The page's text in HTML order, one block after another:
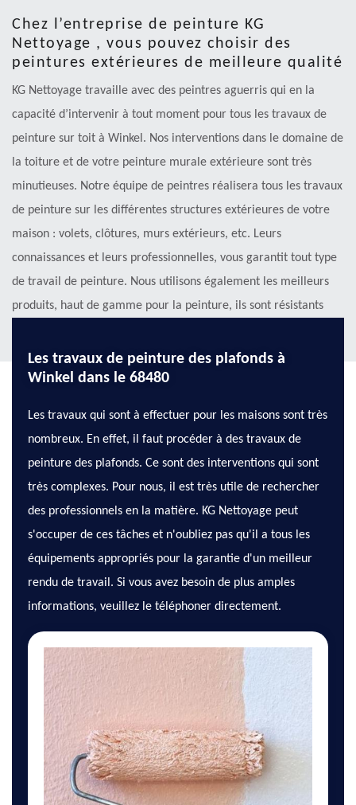
Chez l’entreprise de peinture KG
Nettoyage , vous pouvez choisir des
peintures extérieures de meilleure qualité
KG Nettoyage travaille avec des peintres aguerris qui en la
capacité d’intervenir à tout moment pour tous les travaux de
peinture sur toit à Winkel. Nos interventions dans le domaine de
la toiture et de votre peinture murale extérieure sont très
minutieuses. Notre équipe de peintres réalisera tous les travaux
de peinture sur les différentes structures extérieures de votre
maison : volets, clôtures, murs extérieurs, etc. Leurs
connaissances et leurs professionnelles, vous garantit tout type
de travail de peinture. Nous utilisons également les meilleurs
produits, haut de gamme pour la peinture, ils sont résistants
Les travaux de peinture des plafonds à
Winkel dans le 68480
Les travaux qui sont à effectuer pour les maisons sont très
nombreux. En effet, il faut procéder à des travaux de
peinture des plafonds. Ce sont des interventions qui sont
très complexes. Pour nous, il est très utile de rechercher
des professionnels en la matière. KG Nettoyage peut
s'occuper de ces tâches et n'oubliez pas qu'il a tous les
équipements appropriés pour la garantie d'un meilleur
rendu de travail. Si vous avez besoin de plus amples
informations, veuillez le téléphoner directement.